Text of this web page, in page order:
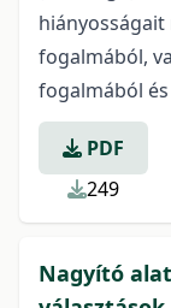
fogalmából,
fogalmából
PDF
249
Nagyító